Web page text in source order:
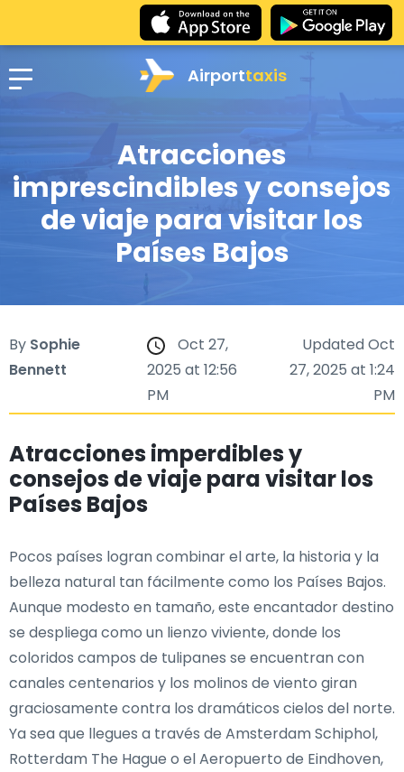
Airporttaxis
Atracciones
imprescindibles y consejos
de viaje para visitar los
Países Bajos
By Sophie
Bennett
Oct 27,
2025 at 12:56
PM
Updated Oct
27, 2025 at 1:24
PM
Atracciones imperdibles y
consejos de viaje para visitar los
Países Bajos
Pocos países logran combinar el arte, la historia y la
belleza natural tan fácilmente como los Países Bajos.
Aunque modesto en tamaño, este encantador destino
se despliega como un lienzo viviente, donde los
coloridos campos de tulipanes se encuentran con
canales centenarios y los molinos de viento giran
graciosamente contra los dramáticos cielos del norte.
Ya sea que llegues a través de Amsterdam Schiphol,
Rotterdam The Hague o el Aeropuerto de Eindhoven,